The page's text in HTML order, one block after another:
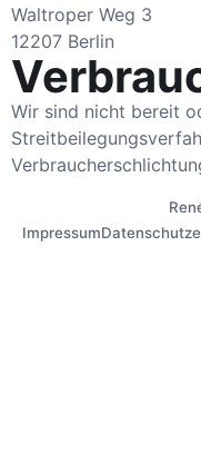
Waltroper Weg 3
12207 Berlin
Wir sind nicht bereit
Impressum